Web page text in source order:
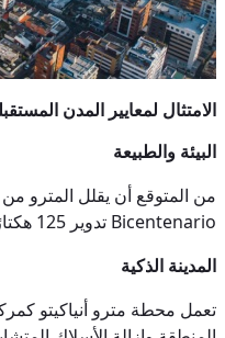
الامتثال لمعايير المدن
البيئة والطبيعة
Bicentenario تدوير 125 هكتارًا من المدرج القديم إلى مساحة خضراء بالنباتات المحلية والمنشآت الفنية.
المدينة الذكية